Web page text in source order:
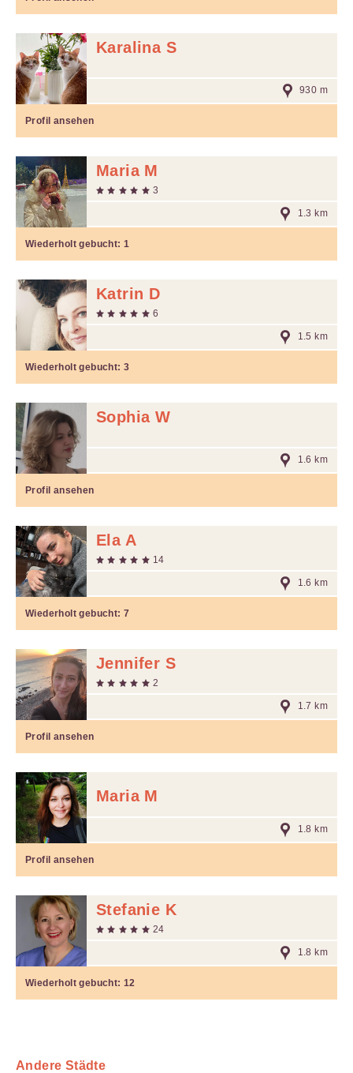
Karalina S
930 m
Profil ansehen
Maria M
3
1.3 km
Wiederholt gebucht:1
Katrin D
6
1.5 km
Wiederholt gebucht:3
Sophia W
1.6 km
Profil ansehen
Ela A
14
1.6 km
Wiederholt gebucht:7
Jennifer S
2
1.7 km
Profil ansehen
Maria M
1.8 km
Profil ansehen
Stefanie K
24
1.8 km
Wiederholt gebucht:12
Andere Städte